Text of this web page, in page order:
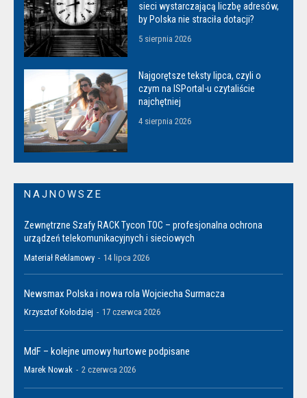
sieci wystarczającą liczbę adresów,
by Polska nie straciła dotacji?
5 sierpnia 2026
Najgorętsze teksty lipca, czyli o
czym na ISPortal-u czytaliście
najchętniej
4 sierpnia 2026
NAJNOWSZE
Zewnętrzne Szafy RACK Tycon TOC – profesjonalna ochrona
urządzeń telekomunikacyjnych i sieciowych
Materiał Reklamowy - 14 lipca 2026
Newsmax Polska i nowa rola Wojciecha Surmacza
Krzysztof Kołodziej - 17 czerwca 2026
MdF – kolejne umowy hurtowe podpisane
Marek Nowak - 2 czerwca 2026